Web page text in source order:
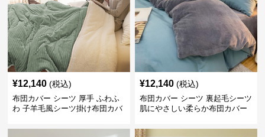
¥12,140 (税込)
布団カバー シーツ 厚手 ふわふ
わ 子羊毛風シーツ掛け布団カバ
¥12,140 (税込)
布団カバー シーツ 裏起毛シーツ
肌にやさしい柔らか布団カバー